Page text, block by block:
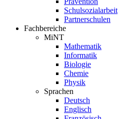
Schulsozialarbeit
Partnerschulen
Fachbereiche
MiNT
Mathematik
Informatik
Biologie
Chemie
Physik
Sprachen
Deutsch
Englisch